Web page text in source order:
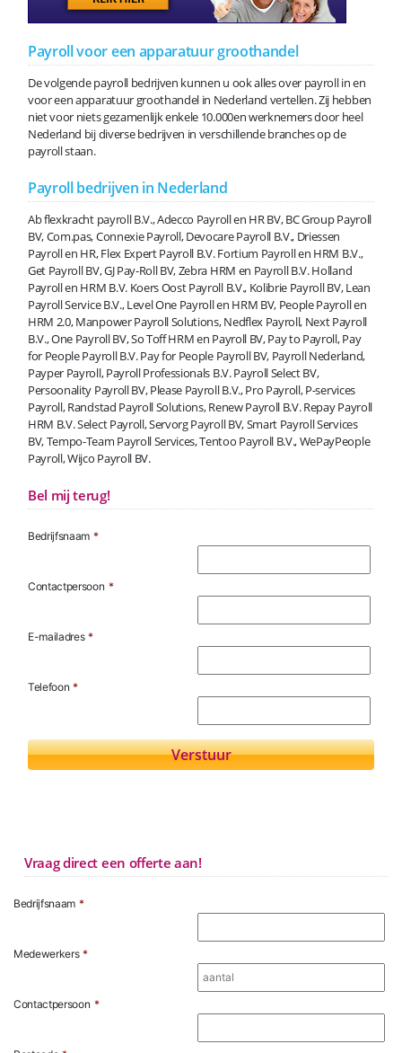
Payroll voor een apparatuur groothandel
De volgende payroll bedrijven kunnen u ook alles over payroll in en
voor een apparatuur groothandel in Nederland vertellen. Zij hebben
niet voor niets gezamenlijk enkele 10.000en werknemers door heel
Nederland bij diverse bedrijven in verschillende branches op de
payroll staan.
Payroll bedrijven in Nederland
Ab flexkracht payroll B.V., Adecco Payroll en HR BV, BC Group Payroll
BV, Com.pas, Connexie Payroll, Devocare Payroll B.V., Driessen
Payroll en HR, Flex Expert Payroll B.V. Fortium Payroll en HRM B.V.,
Get Payroll BV, GJ Pay-Roll BV, Zebra HRM en Payroll B.V. Holland
Payroll en HRM B.V. Koers Oost Payroll B.V., Kolibrie Payroll BV, Lean
Payroll Service B.V., Level One Payroll en HRM BV, People Payroll en
HRM 2.0, Manpower Payroll Solutions, Nedflex Payroll, Next Payroll
B.V., One Payroll BV, So Toff HRM en Payroll BV, Pay to Payroll, Pay
for People Payroll B.V. Pay for People Payroll BV, Payroll Nederland,
Payper Payroll, Payroll Professionals B.V. Payroll Select BV,
Persoonality Payroll BV, Please Payroll B.V., Pro Payroll, P-services
Payroll, Randstad Payroll Solutions, Renew Payroll B.V. Repay Payroll
HRM B.V. Select Payroll, Servorg Payroll BV, Smart Payroll Services
BV, Tempo-Team Payroll Services, Tentoo Payroll B.V., WePayPeople
Payroll, Wijco Payroll BV.
Bel mij terug!
Bedrijfsnaam *
Contactpersoon *
E-mailadres *
Telefoon *
Vraag direct een offerte aan!
Bedrijfsnaam *
Medewerkers *
Contactpersoon *